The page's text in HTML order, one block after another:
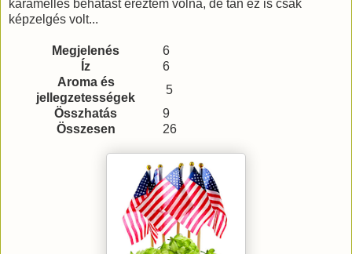
karamelles behatást éreztem volna, de tán ez is csak
képzelgés volt...
Megjelenés
6
Íz
6
Aroma és
jellegzetességek
5
Összhatás
9
Összesen
26